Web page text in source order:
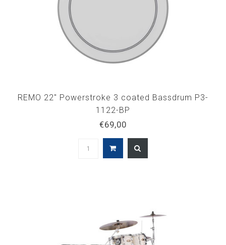
REMO 22" Powerstroke 3 coated Bassdrum P3-
1122-BP
€69,00